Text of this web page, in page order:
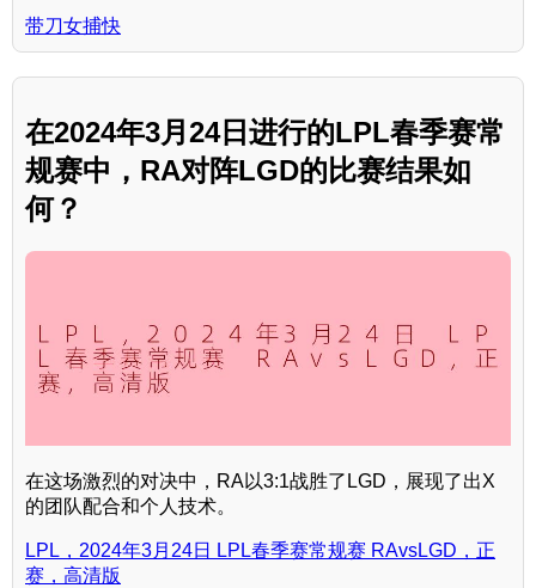
带刀女捕快
在2024年3月24日进行的LPL春季赛常
规赛中，RA对阵LGD的比赛结果如
何？
在这场激烈的对决中，RA以3:1战胜了LGD，展现了出X
的团队配合和个人技术。
LPL，2024年3月24日 LPL春季赛常规赛 RAvsLGD，正
赛，高清版